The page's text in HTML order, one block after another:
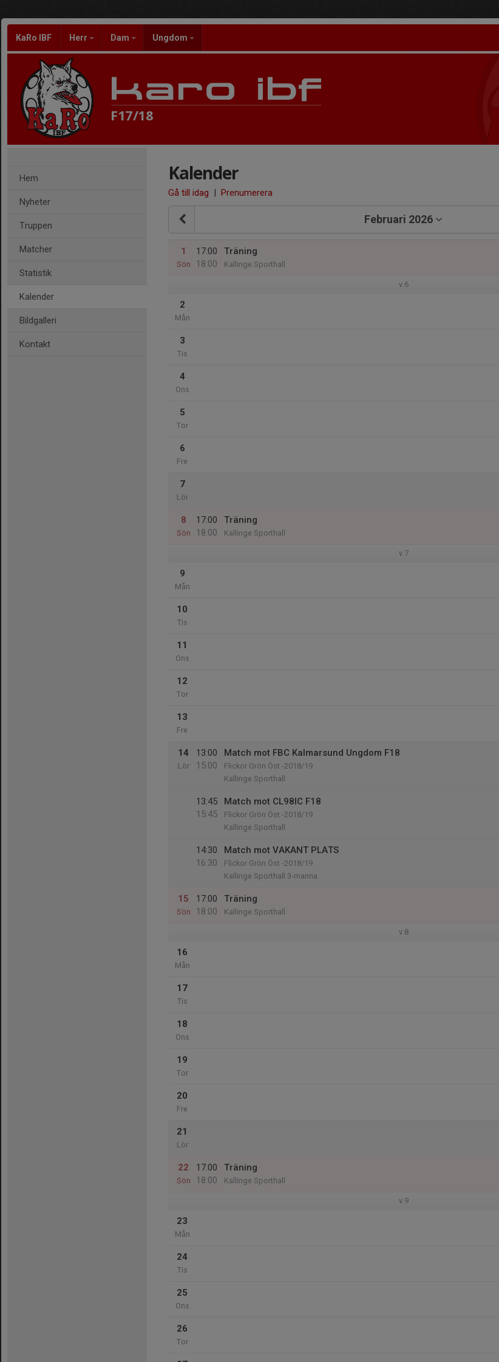
KaRo IBF Herr Dam Ungdom
F17/18
Hem
Nyheter
Truppen
Matcher
Statistik
Kalender
Bildgalleri
Kontakt
Kalender
Gå till idag | Prenumerera
Februari 2026
1
Sön
17:00
18:00
Träning
Kallinge Sporthall
v.6
2
Mån
3
Tis
4
Ons
5
Tor
6
Fre
7
Lör
8
Sön
17:00
18:00
Träning
Kallinge Sporthall
v.7
9
Mån
10
Tis
11
Ons
12
Tor
13
Fre
14
Lör
13:00
15:00
Match mot FBC Kalmarsund Ungdom F18
Flickor Grön Öst -2018/19
Kallinge Sporthall
13:45
15:45
Match mot CL98IC F18
Flickor Grön Öst -2018/19
Kallinge Sporthall
14:30
16:30
Match mot VAKANT PLATS
Flickor Grön Öst -2018/19
Kallinge Sporthall 3-manna
15
Sön
17:00
18:00
Träning
Kallinge Sporthall
v.8
16
Mån
17
Tis
18
Ons
19
Tor
20
Fre
21
Lör
22
Sön
17:00
18:00
Träning
Kallinge Sporthall
v.9
23
Mån
24
Tis
25
Ons
26
Tor